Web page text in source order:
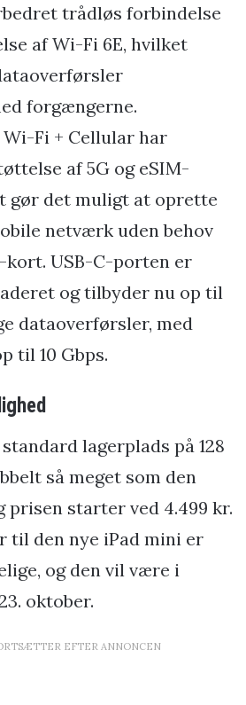
trådløs forbindelse
af Wi-Fi 6E, hvilket
forgængerne.
Fi + Cellular har
af 5G og eSIM-
gør det muligt at oprette
netværk uden behov
USB-C-porten er
og tilbyder nu op til
dataoverførsler, med
til 10 Gbps.
lagerplads på 128
så meget som den
prisen starter ved 4.499 kr.
til den nye iPad mini er
og den vil være i
oktober.
EFTER ANNONCEN